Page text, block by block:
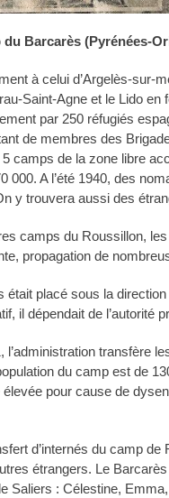
Barcarès (Pyrénées-
à celui d’Argelès-sur-
Saint-Agne et le Lido
par 250 réfugiés
de membres des
camps de la zone libre
000. A l’été 1940, des
y trouvera aussi des
camps du Roussillon,
propagation de
était placé sous la
il dépendait de l’autorité
l’administration transfère
du camp est de
élevée pour cause de
d’internés du camp
étrangers. Le
Saliers : Célestine,